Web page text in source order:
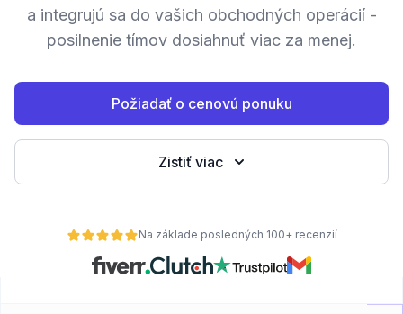
a integrujú sa do vašich obchodných operácií -
posilnenie tímov dosiahnuť viac za menej.
Požiadať o cenovú ponuku
Zistiť viac
Na základe posledných 100+ recenzií